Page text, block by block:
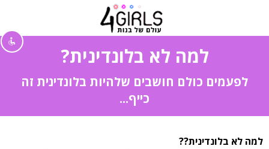
visibility_off השבת את ההבזקים
settings צבע רקע
zoom_out להקטין את התצוגה
למה לא בלונדינית?
לפעמים כולם חושבים שלהיות בלונדינית זה
כייף...
למה לא בלונדינית??